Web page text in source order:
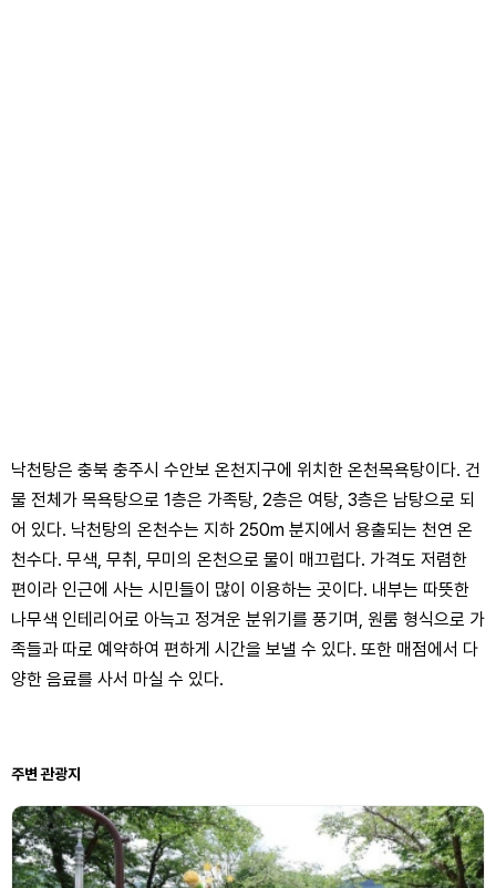
낙천탕은 충북 충주시 수안보 온천지구에 위치한 온천목욕탕이다. 건
물 전체가 목욕탕으로 1층은 가족탕, 2층은 여탕, 3층은 남탕으로 되
어 있다. 낙천탕의 온천수는 지하 250m 분지에서 용출되는 천연 온
천수다. 무색, 무취, 무미의 온천으로 물이 매끄럽다. 가격도 저렴한
편이라 인근에 사는 시민들이 많이 이용하는 곳이다. 내부는 따뜻한
나무색 인테리어로 아늑고 정겨운 분위기를 풍기며, 원룸 형식으로 가
족들과 따로 예약하여 편하게 시간을 보낼 수 있다. 또한 매점에서 다
양한 음료를 사서 마실 수 있다.
주변 관광지